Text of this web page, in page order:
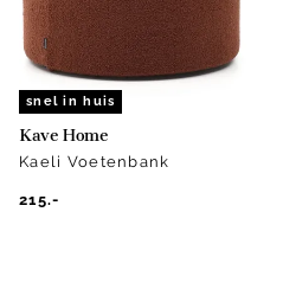
snel in huis
Kave Home
Kaeli Voetenbank
215.-